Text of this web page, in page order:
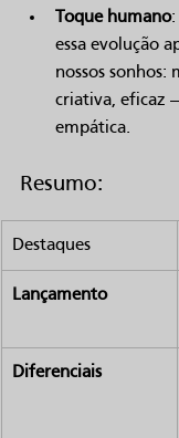
Toque humano:
essa evolução
nossos sonhos:
criativa, eficaz
empática.
Resumo:
Destaques
Lançamento
Diferenciais